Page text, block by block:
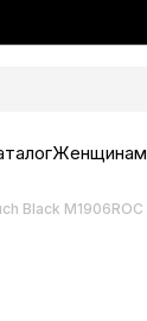
Женщинам
Black M1906ROC